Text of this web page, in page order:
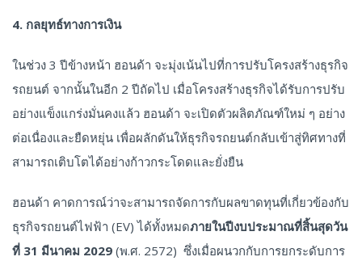
4. กลยุทธ์ทางการเงิน
ในช่วง 3 ปีข้างหน้า ฮอนด้า จะมุ่งเน้นไปที่การปรับโครงสร้างธุรกิจ
รถยนต์ จากนั้นในอีก 2 ปีถัดไป เมื่อโครงสร้างธุรกิจได้รับการปรับ
อย่างแข็งแกร่งมั่นคงแล้ว ฮอนด้า จะเปิดตัวผลิตภัณฑ์ใหม่ ๆ อย่าง
ต่อเนื่องและยืดหยุ่น เพื่อผลักดันให้ธุรกิจรถยนต์กลับเข้าสู่ทิศทางที่
สามารถเติบโตได้อย่างก้าวกระโดดและยั่งยืน
ฮอนด้า คาดการณ์ว่าจะสามารถจัดการกับผลขาดทุนที่เกี่ยวข้องกับ
ธุรกิจรถยนต์ไฟฟ้า (EV) ได้ทั้งหมดภายในปีงบประมาณที่สิ้นสุดวัน
ที่ 31 มีนาคม 2029 (พ.ศ. 2572) ซึ่งเมื่อผนวกกับการยกระดับการ